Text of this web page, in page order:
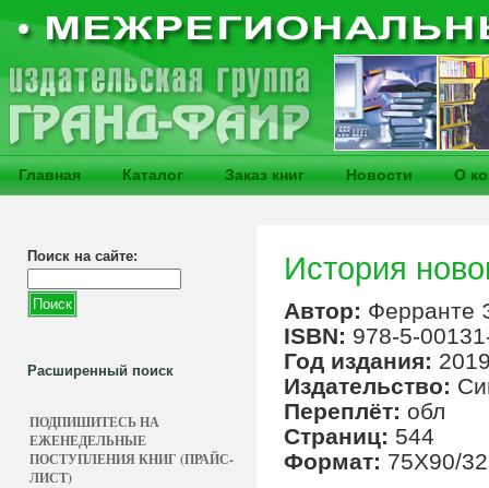
Главная Каталог Заказ книг Новости О
Поиск на сайте:
Расширенный поиск
ПОДПИШИТЕСЬ НА
ЕЖЕНЕДЕЛЬНЫЕ
ПОСТУПЛЕНИЯ КНИГ (ПРАЙС-
ЛИСТ)
История
Автор: Ферранте
ISBN: 978-5-
Год издания:
Издательство:
Переплёт: обл
Страниц: 544
Формат: 75Х90/32